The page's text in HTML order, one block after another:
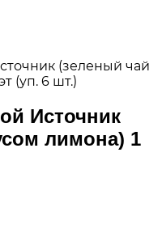
(зеленый чай
(уп. 6 шт.)
Источник
лимона) 1